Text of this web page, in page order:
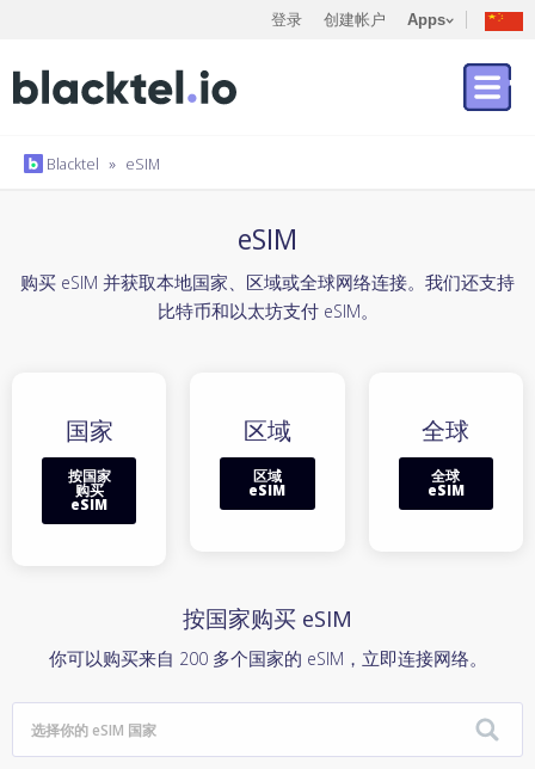
登录 创建帐户 Apps
Blacktel » eSIM
eSIM
购买 eSIM 并获取本地国家、区域或全球网络连接。我们还支持
比特币和以太坊支付 eSIM。
国家
按国家
购买
eSIM
区域
区域
eSIM
全球
全球
eSIM
按国家购买 eSIM
你可以购买来自 200 多个国家的 eSIM，立即连接网络。